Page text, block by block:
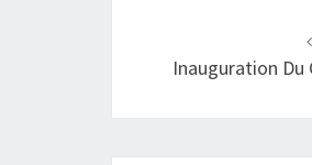
Inauguration